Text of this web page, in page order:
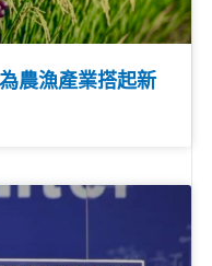
農漁產業搭起新